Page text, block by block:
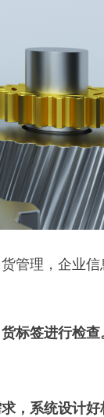
管理，企业信
标签进行检
，系统设计好